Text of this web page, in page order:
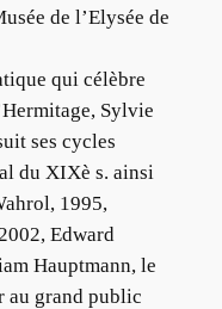
de l’Elysée de
qui célèbre
Sylvie
ses cycles
du XIXè s. ainsi
1995,
Edward
Hauptmann, le
au grand public